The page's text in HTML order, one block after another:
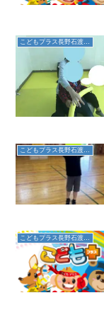
こどもプラス長野石渡教室